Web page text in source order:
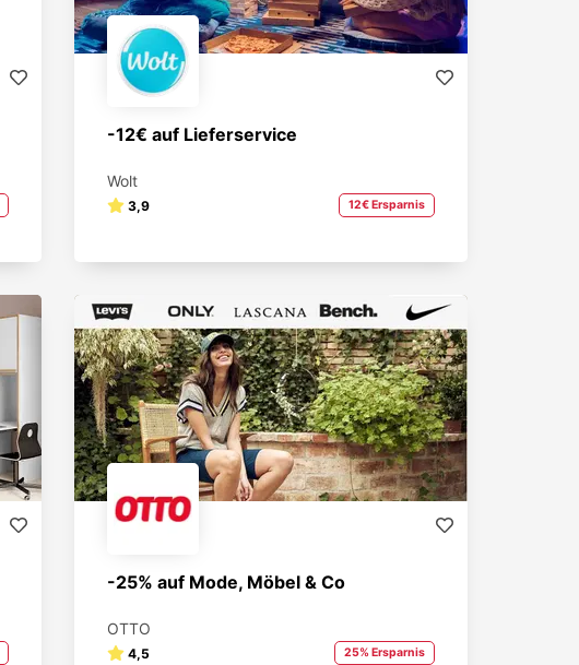
-12€ auf Lieferservice
Wolt
3,9 12€ Ersparnis
-25% auf Mode, Möbel & Co
OTTO
4,5 25% Ersparnis